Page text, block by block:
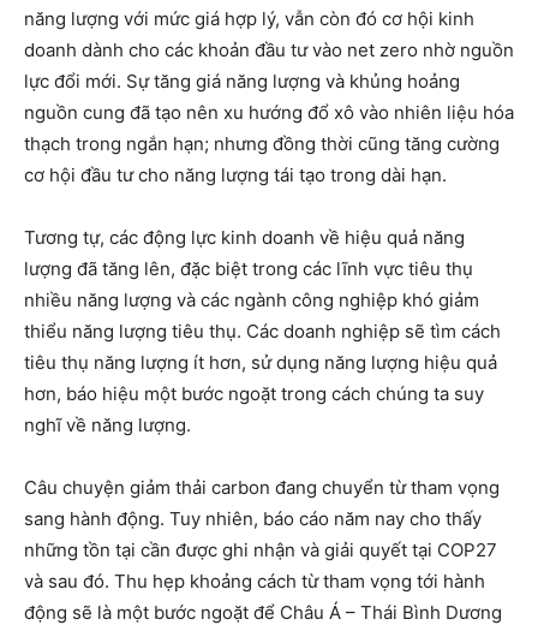
năng lượng với mức giá hợp lý, vẫn còn đó cơ hội kinh
doanh dành cho các khoản đầu tư vào net zero nhờ nguồn
lực đổi mới. Sự tăng giá năng lượng và khủng hoảng
nguồn cung đã tạo nên xu hướng đổ xô vào nhiên liệu hóa
thạch trong ngắn hạn; nhưng đồng thời cũng tăng cường
cơ hội đầu tư cho năng lượng tái tạo trong dài hạn.
Tương tự, các động lực kinh doanh về hiệu quả năng
lượng đã tăng lên, đặc biệt trong các lĩnh vực tiêu thụ
nhiều năng lượng và các ngành công nghiệp khó giảm
thiểu năng lượng tiêu thụ. Các doanh nghiệp sẽ tìm cách
tiêu thụ năng lượng ít hơn, sử dụng năng lượng hiệu quả
hơn, báo hiệu một bước ngoặt trong cách chúng ta suy
nghĩ về năng lượng.
Câu chuyện giảm thải carbon đang chuyển từ tham vọng
sang hành động. Tuy nhiên, báo cáo năm nay cho thấy
những tồn tại cần được ghi nhận và giải quyết tại COP27
và sau đó. Thu hẹp khoảng cách từ tham vọng tới hành
động sẽ là một bước ngoặt để Châu Á – Thái Bình Dương